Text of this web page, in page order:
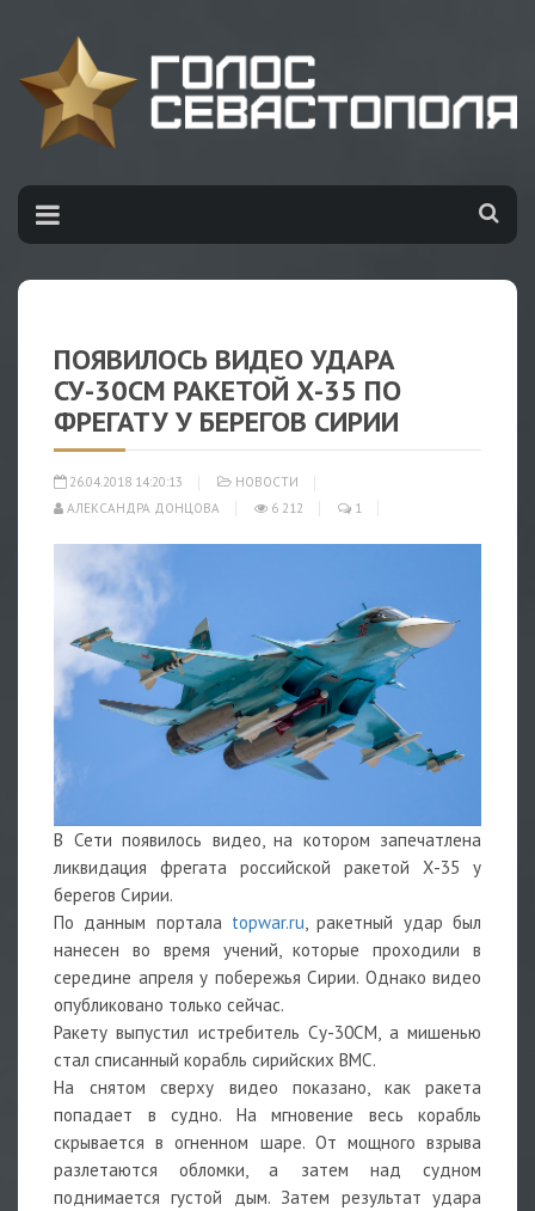
ПОЯВИЛОСЬ ВИДЕО УДАРА
СУ-30СМ РАКЕТОЙ Х-35 ПО
ФРЕГАТУ У БЕРЕГОВ СИРИИ
26.04.2018 14:20:13
НОВОСТИ
АЛЕКСАНДРА ДОНЦОВА
6 212 1
В Сети появилось видео, на котором запечатлена
ликвидация фрегата российской ракетой Х-35 у
берегов Сирии.
По данным портала topwar.ru, ракетный удар был
нанесен во время учений, которые проходили в
середине апреля у побережья Сирии. Однако видео
опубликовано только сейчас.
Ракету выпустил истребитель Су-30СМ, а мишенью
стал списанный корабль сирийских ВМС.
На снятом сверху видео показано, как ракета
попадает в судно. На мгновение весь корабль
скрывается в огненном шаре. От мощного взрыва
разлетаются обломки, а затем над судном
поднимается густой дым. Затем результат удара